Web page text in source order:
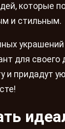
которые
и стильным.
для своего
и придадут